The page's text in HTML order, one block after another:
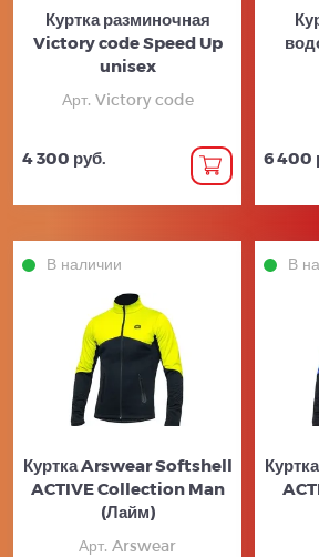
Куртка разминочная
Victory code Speed Up
unisex
Арт. Victory code
4 300 руб. 6 400
В наличии
Куртка Arswear Softshell
ACTIVE Collection Man
(Лайм)
Арт. Arswear
В